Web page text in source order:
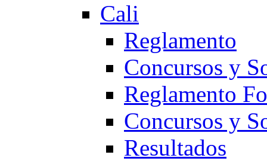
Cali
Reglamento
Concursos y
Reglamento
Concursos y
Resultados